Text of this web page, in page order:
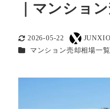
｜マンショ
更新日
2026-05-22
著
者
カテゴリー
マンション売却相場一覧